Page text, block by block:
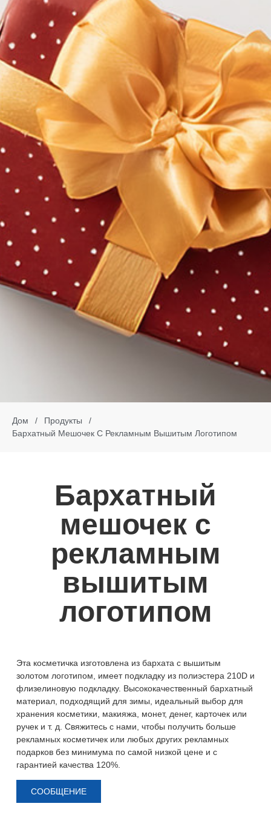
Дом / Продукты
/
Бархатный Мешочек С Рекламным Вышитым Логотипом
Бархатный
мешочек с
рекламным
вышитым
логотипом
Эта косметичка изготовлена ​​из бархата с вышитым
золотом логотипом, имеет подкладку из полиэстера 210D и
флизелиновую подкладку. Высококачественный бархатный
материал, подходящий для зимы, идеальный выбор для
хранения косметики, макияжа, монет, денег, карточек или
ручек и т. д. Свяжитесь с нами, чтобы получить больше
рекламных косметичек или любых других рекламных
подарков без минимума по самой низкой цене и с
гарантией качества 120%.
СООБЩЕНИЕ